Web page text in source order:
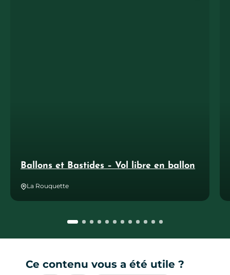
Ballons et Bastides – Vol libre en ballon
La Rouquette
Ce contenu vous a été utile ?